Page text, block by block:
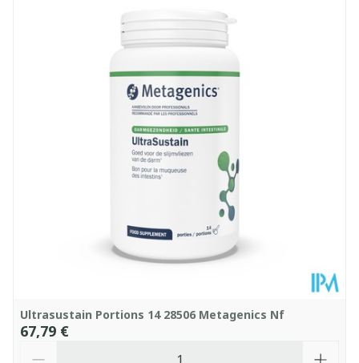
110 mm
Température ambiante (15°C -
25°C)
Ultrasustain Portions 14 28506 Metagenics Nf
67,79 €